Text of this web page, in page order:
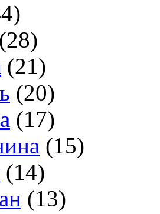
(28)
(21)
(20)
(17)
(15)
(14)
(13)